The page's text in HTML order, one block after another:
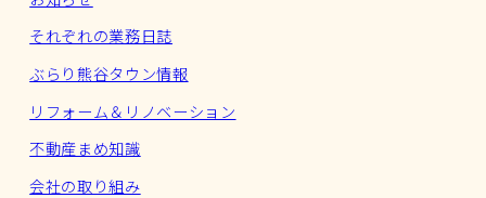
それぞれの業務日誌
ぶらり熊谷タウン情報
リフォーム＆リノベーション
不動産まめ知識
会社の取り組み